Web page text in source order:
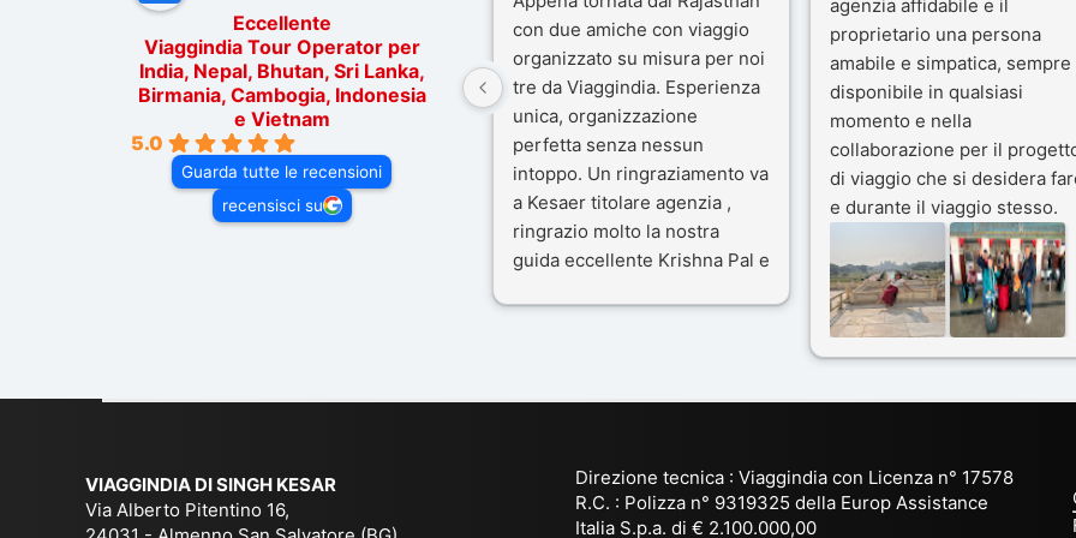
Eccellente
Viaggindia Tour Operator per
India, Nepal, Bhutan, Sri Lanka,
Birmania, Cambogia, Indonesia
e Vietnam
5.0
Guarda tutte le recensioni
recensisci su
con due amiche con viaggio
organizzato su misura per noi
tre da Viaggindia. Esperienza
unica, organizzazione
perfetta senza nessun
intoppo. Un ringraziamento va
a Kesaer titolare agenzia ,
ringrazio molto la nostra
guida eccellente Krishna Pal e
consiglio questa agenzia
agenzia affidabile e il
proprietario una persona
amabile e simpatica, sempre
disponibile in qualsiasi
momento e nella
collaborazione per il
di viaggio che si desidera
e durante il viaggio stesso.
Siamo stati 3 settimane in
India a novembre 2025, 5
amici e il viaggio alla scoperta
del Rajasthan e Varanasi è
ai servizi dell' Agenzia con
per la scelta degli Hotel.
Kesar il proprietario dell'
VIAGGINDIA DI SINGH KESAR
Via Alberto Pitentino 16,
Direzione tecnica : Viaggindia con Licenza n° 17578
R.C. : Polizza n° 9319325 della Europ Assistance
Italia S.p.a. di € 2.100.000,00